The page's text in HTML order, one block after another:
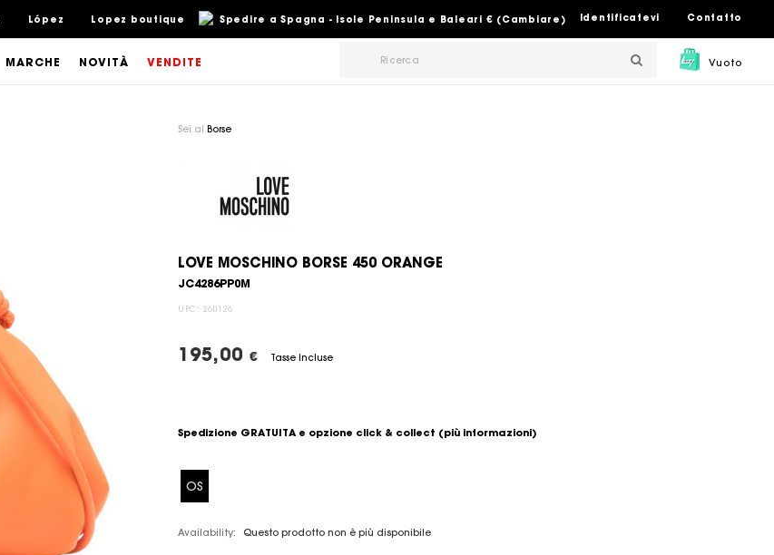
Contatto
Identificatevi
Spedire a Spagna - Isole Peninsula e Baleari € (Cambiare)
López Lopez boutique
Vuoto
MARCHE NOVITÀ VENDITE
Sei al Borse
LOVE MOSCHINO BORSE 450 ORANGE
JC4286PP0M
UPC: 260126
195,00 € Tasse Incluse
Spedizione GRATUITA e opzione click & collect (più informazioni)
OS
Availability: Questo prodotto non è più disponibile